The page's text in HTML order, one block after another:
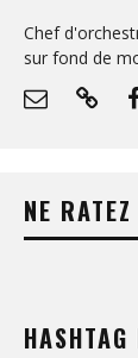
Chef
sur fond de
NE
HASHTAG